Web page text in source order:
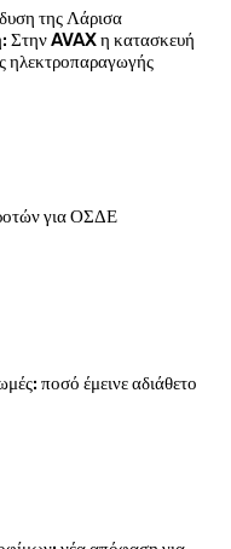
της Λάρισα
Στην AVAX η κατασκευή
ηλεκτροπαραγωγής
για ΟΣΔΕ
ποσό έμεινε αδιάθετο